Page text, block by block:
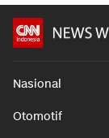
Nasional
Otomotif